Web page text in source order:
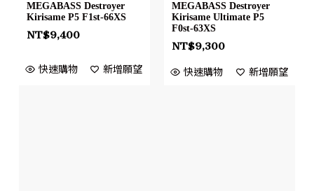
MEGABASS Destroyer
Kirisame P5 F1st-66XS
NT$9,400
快速購物 新增願望
MEGABASS Destroyer
Kirisame Ultimate P5
F0st-63XS
NT$9,300
快速購物 新增願望